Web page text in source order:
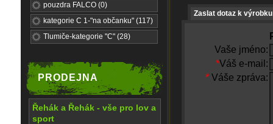
pouzdra FALCO (0)
kategorie C 1-"na občanku" (117)
Tlumiče-kategorie "C" (28)
PRODEJNA
Řehák a Řehák - vše pro lov a
sport
Zaslat dotaz k výrobku
Vaše jméno:
*Váš e-mail:
* Váše zpráva: